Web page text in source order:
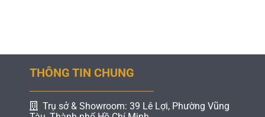
THÔNG TIN CHUNG
Trụ sở & Showroom: 39 Lê Lợi, Phường Vũng